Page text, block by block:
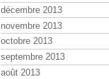
décembre 2013
novembre 2013
octobre 2013
septembre 2013
août 2013